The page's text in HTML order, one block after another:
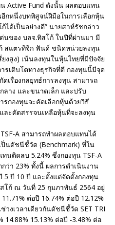
Active Fund ดังนั้น ผลตอบแทน
กหนึ่งบทพิสูจน์ฝีมือในการเลือกหุ้น
ได้เป็นอย่างดี” นายสาห์รัชกล่าว
นของ บลจ.ทิสโก้ ในปีที่ผ่านมา มี
สแตรทิจิก ฟันด์ ชนิดหน่วยลงทุน
ยงสูง) เน้นลงทุนในหุ้นไทยที่มีปัจจัย
เติบโตทางธุรกิจที่ดี กองทุนนี้มีจุด
เรื่องกลยุทธ์การลงทุน สามารถ
าง และขนาดเล็ก และปรับ
กองทุนจะคัดเลือกหุ้นด้วยวิธี
ละคัดสรรจนเหลือหุ้นที่จะลงทุน
A สามารถทำผลตอบแทนได้
ป็นดัชนีชี้วัด (Benchmark) ที่ใน
นติดลบ 5.24% ซึ่งกองทุน TSF-A
ว่า 23% ทั้งนี้ ผลการดำเนินงาน
5 ปี 10 ปี และตั้งแต่จัดตั้งกองทุน
โก้ ณ วันที่ 25 กุมภาพันธ์ 2564 อยู่
ต่อปี 16.74% ต่อปี 12.12%
งเวลาเดียวกันดัชนีชี้วัด SET TRI
15.13% ต่อปี -3.48% ต่อ